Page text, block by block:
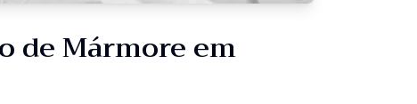
de Mármore em